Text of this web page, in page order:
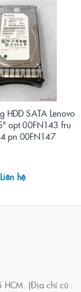
HDD SATA Lenovo
opt 00FN143 fru
pn 00FN147
Liên hệ
HCM. (Địa chỉ cũ :